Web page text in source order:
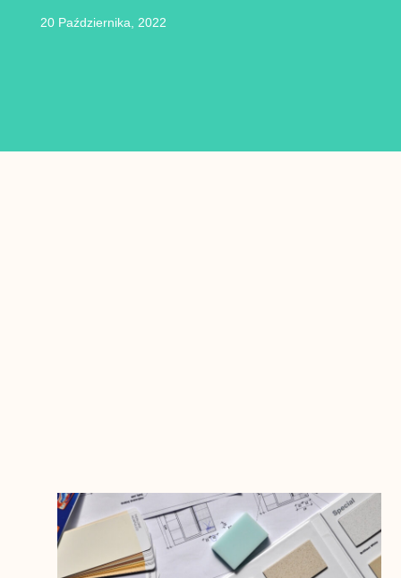
20 Października, 2022